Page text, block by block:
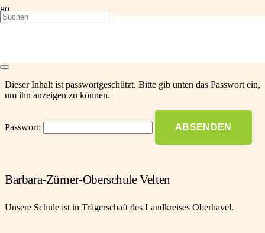
Dieser Inhalt ist passwortgeschützt. Bitte gib unten das Passwort ein,
um ihn anzeigen zu können.
Passwort:
Barbara-Zürner-Oberschule Velten
Unsere Schule ist in Trägerschaft des Landkreises Oberhavel.